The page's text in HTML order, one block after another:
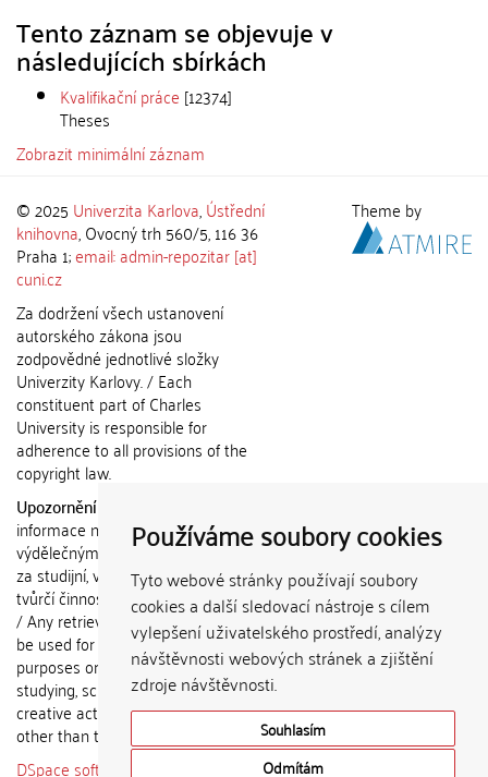
Používáme soubory cookies
Tyto webové stránky používají soubory
cookies a další sledovací nástroje s cílem
vylepšení uživatelského prostředí, analýzy
návštěvnosti webových stránek a zjištění
zdroje návštěvnosti.
Souhlasím
Odmítám
Tento záznam se objevuje v
následujících sbírkách
Kvalifikační práce [12374]
Theses
Zobrazit minimální záznam
© 2025 Univerzita Karlova,Ústřední
knihovna, Ovocný trh 560/5, 116 36
Praha 1;email: admin-repozitar [at]
cuni.cz
Za dodržení všech ustanovení
autorského zákona jsou
zodpovědné jednotlivé složky
Univerzity Karlovy. / Each
constituent part of Charles
University is responsible for
adherence to all provisions of the
copyright law.
Upozornění / Notice:
informace nemohou být použity k
výdělečným účelům nebo vydávány
za studijní, vědeckou nebo jinou
tvůrčí činnost jiné osoby než autora.
/ Any retrieved information shall not
be used for any commercial
purposes or claimed as results of
studying, scientific or any other
creative activities of any person
other than the author.
DSpace software
copyright © 2002-
Theme by